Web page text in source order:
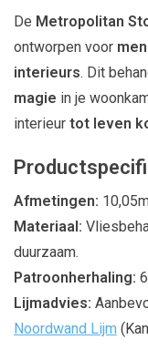
De Metropolitan
ontworpen voor
interieurs. Dit
magie in je
interieur tot leven
Afmetingen:
Materiaal:
duurzaam.
Patroonherhaling:
Lijmadvies:
Noordwand Lijm